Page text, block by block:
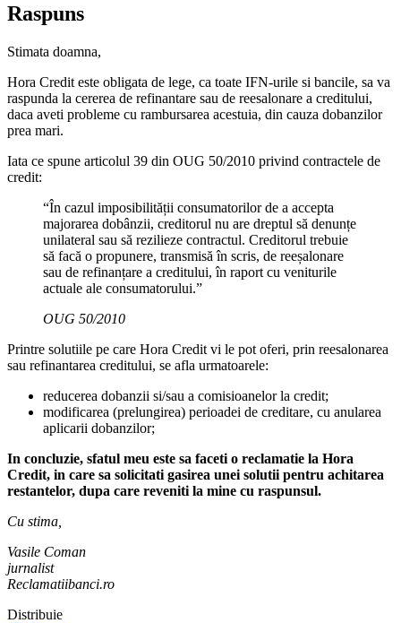
Raspuns
Stimata doamna,
Hora Credit este obligata de lege, ca toate IFN-urile si bancile, sa va
raspunda la cererea de refinantare sau de reesalonare a creditului,
daca aveti probleme cu rambursarea acestuia, din cauza dobanzilor
prea mari.
Iata ce spune articolul 39 din OUG 50/2010 privind contractele de
credit:
“În cazul imposibilității consumatorilor de a accepta
majorarea dobânzii, creditorul nu are dreptul să denunțe
unilateral sau să rezilieze contractul. Creditorul trebuie
să facă o propunere, transmisă în scris, de reeșalonare
sau de refinanțare a creditului, în raport cu veniturile
actuale ale consumatorului.”
OUG 50/2010
Printre solutiile pe care Hora Credit vi le pot oferi, prin reesalonarea
sau refinantarea creditului, se afla urmatoarele:
reducerea dobanzii si/sau a comisioanelor la credit;
modificarea (prelungirea) perioadei de creditare, cu anularea
aplicarii dobanzilor;
In concluzie, sfatul meu este sa faceti o reclamatie la Hora
Credit, in care sa solicitati gasirea unei solutii pentru achitarea
restantelor, dupa care reveniti la mine cu raspunsul.
Cu stima,
Vasile Coman
jurnalist
Reclamatiibanci.ro
Distribuie